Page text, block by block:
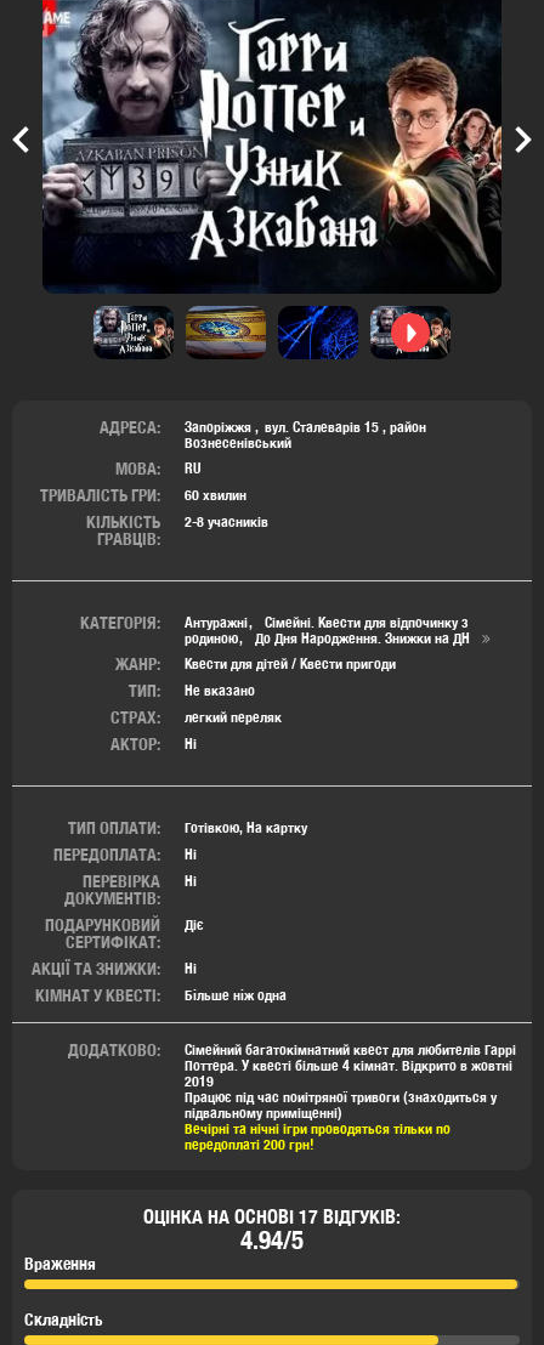
Previous
АДРЕСА: Запоріжжя вул. Сталеварів 15 , район
Вознесенівський
МОВА: RU
ТРИВАЛІСТЬ ГРИ: 60 хвилин
КІЛЬКІСТЬ
ГРАВЦІВ:
2-8 учасників
КАТЕГОРІЯ: Антуражні
Сімейні. Квести для відпочинку з
родиною
До Дня Народження. Знижки на ДН
ЖАНР: Квести для дітей / Квести пригоди
ТИП: Не вказано
СТРАХ: легкий переляк
АКТОР: Ні
ТИП ОПЛАТИ: Готівкою, На картку
ПЕРЕДОПЛАТА: Ні
ПЕРЕВІРКА
ДОКУМЕНТІВ:
Ні
ПОДАРУНКОВИЙ
СЕРТИФІКАТ:
Діє
АКЦІЇ ТА ЗНИЖКИ: Ні
КIМНАТ У КВЕСТI: Бiльше нiж одна
ОЦІНКА НА ОСНОВІ 17 ВІДГУКІВ:
4.94/5
Враження
Складність
ДОДАТКОВО:
Сімейний багатокімнатний квест для любителів Гаррі
Поттера. У квесті більше 4 кімнат. Відкрито в жовтні
2019
Працює під час поиітряної тривоги (знаходиться у
підвальному приміщенні)
Вечірні та нічні ігри проводяться тільки по
передоплаті 200 грн!